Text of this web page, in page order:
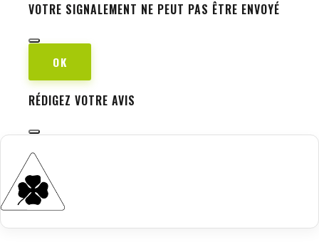
VOTRE SIGNALEMENT NE PEUT PAS ÊTRE ENVOYÉ
OK
RÉDIGEZ VOTRE AVIS